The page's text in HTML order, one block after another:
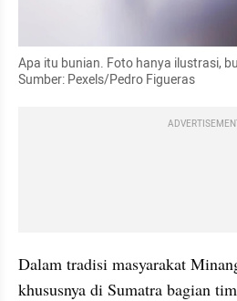
Apa itu bunian. Foto hanya ilustrasi,
Sumber: Pexels/Pedro Figueras
Dalam tradisi masyarakat
khususnya di Sumatra bagian